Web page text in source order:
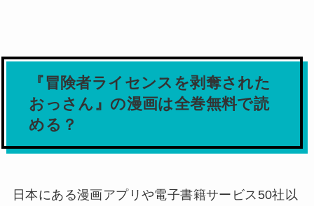
『冒険者ライセンスを剥奪された
おっさん』の漫画は全巻無料で読
める？
日本にある漫画アプリや電子書籍サービス50社以